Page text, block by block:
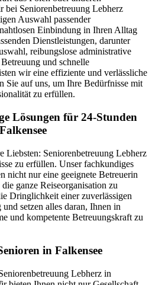
bei Seniorenbetreuung Lebherz
Auswahl passender
Einbindung in Ihren Alltag
Dienstleistungen, darunter
reibungslose administrative
und schnelle
wir eine effiziente und verlässliche
Sie auf uns, um Ihre Bedürfnisse mit
zu erfüllen.
Lösungen für 24-Stunden
Liebsten: Seniorenbetreuung Lebherz
zu erfüllen. Unser fachkundiges
nicht nur eine geeignete Betreuerin
ganze Reiseorganisation zu
Dringlichkeit einer zuverlässigen
setzen alles daran, Ihnen in
und kompetente Betreuungskraft zu
in Falkensee
Lebherz in